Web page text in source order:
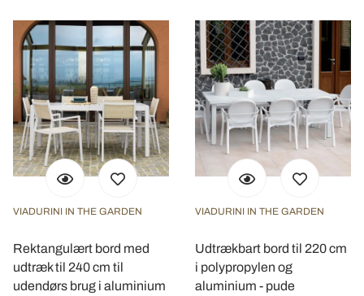
VIADURINI IN THE GARDEN
Rektangulært bord med
udtræk til 240 cm til
udendørs brug i aluminium
VIADURINI IN THE GARDEN
Udtrækbart bord til 220 cm
i polypropylen og
aluminium - pude